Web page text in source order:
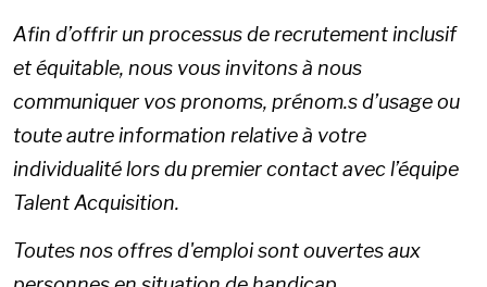
Afin d’offrir un processus de recrutement inclusif
et équitable, nous vous invitons à nous
communiquer vos pronoms, prénom.s d’usage ou
toute autre information relative à votre
individualité lors du premier contact avec l’équipe
Talent Acquisition.
Toutes nos offres d'emploi sont ouvertes aux